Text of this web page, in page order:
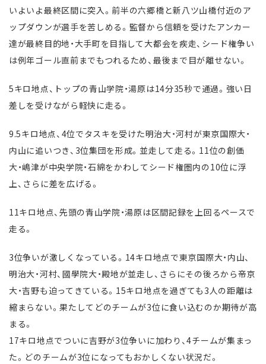
いよいよ最終区間に突入。前半の六郷橋と新八ツ山橋付近のア
ップダウンが選手を苦しめる。監督から信頼を受けたアンカー
達が最終目的地・大手町を目指して大都会を疾走、シード権争い
は例年ゴール直前までもつれるため、最後まで目が離せない。
5キロ地点、トップの青山学院・湯原は14分35秒で通過。強い日
差しを受けながら軽快に走る。
9.5キロ地点、4位でタスキを受けた明治大・河村が東京国際大・
内山に追いつき、3位集団を形成。並走して走る。11位の創価
大・嶋津が中央学院・石綿をかわしてシード権圏内の10位に浮
上、さらに差を広げる。
11キロ地点、先頭の青山学院・湯原は区間記録を上回るペースで
走る。
3位争いが激しくなっている。14キロ地点で東京国際大・内山、
明治大・河村、國學院大・殿地が並走し、さらにその後ろから帝京
大・吉野も迫ってきている。15キロ地点を過ぎても3人の距離は
縮まらない。果たしてどのチームが3位に食い込むのか期待が高
まる。
17キロ地点でついに吉野が3位争いに加わり、4チームが集まっ
た。どのチームが3位になってもおかしくない状況だ。